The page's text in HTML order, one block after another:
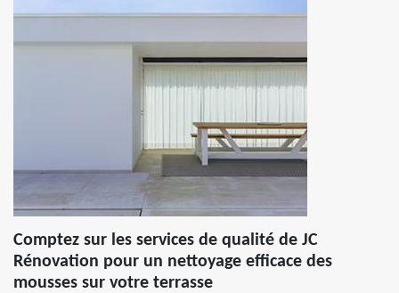
Comptez sur les services de qualité de JC
Rénovation pour un nettoyage efficace des
mousses sur votre terrasse